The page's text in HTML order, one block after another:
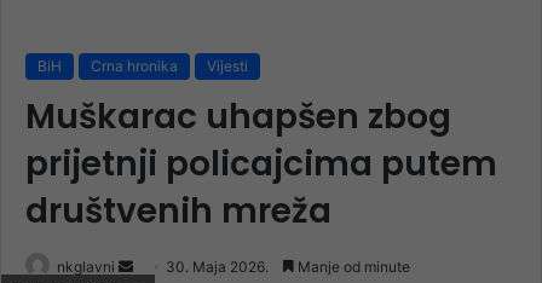
BiH Crna hronika Vijesti
Muškarac uhapšen zbog
prijetnji policajcima putem
društvenih mreža
nkglavni
Send 30. Maja 2026. Manje od minute